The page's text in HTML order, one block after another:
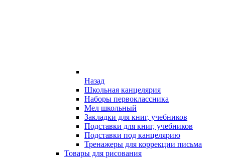
Назад
Школьная канцелярия
Наборы первоклассника
Мел школьный
Закладки для книг, учебников
Подставки для книг, учебников
Подставки под канцелярию
Тренажеры для коррекции письма
Товары для рисования